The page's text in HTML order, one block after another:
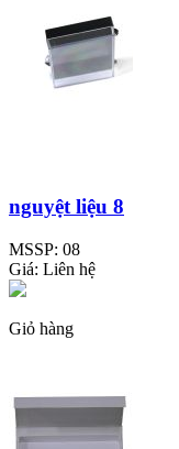
nguyệt liệu 8
MSSP: 08
Giá: Liên hệ
Giỏ hàng